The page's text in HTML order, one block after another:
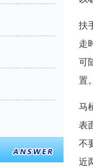
扶
走
可
置
马
表
不
近